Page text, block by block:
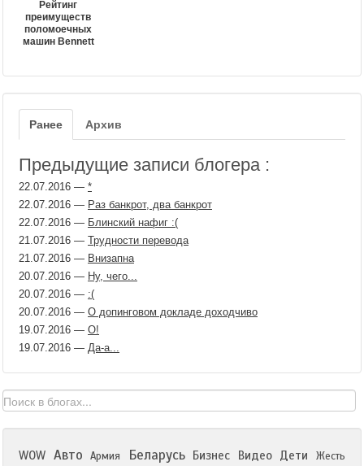
Рейтинг
преимуществ
поломоечных
машин Bennett
Ранее Архив
Предыдущие записи блогера :
22.07.2016 — *
22.07.2016 — Раз банкрот, два банкрот
22.07.2016 — Блинский нафиг :(
21.07.2016 — Трудности перевода
21.07.2016 — Внизапна
20.07.2016 — Ну, чего...
20.07.2016 — :(
20.07.2016 — О допинговом докладе доходчиво
19.07.2016 — О!
19.07.2016 — Да-а...
WOW Авто Армия Беларусь Бизнес Видео Дети
Жесть